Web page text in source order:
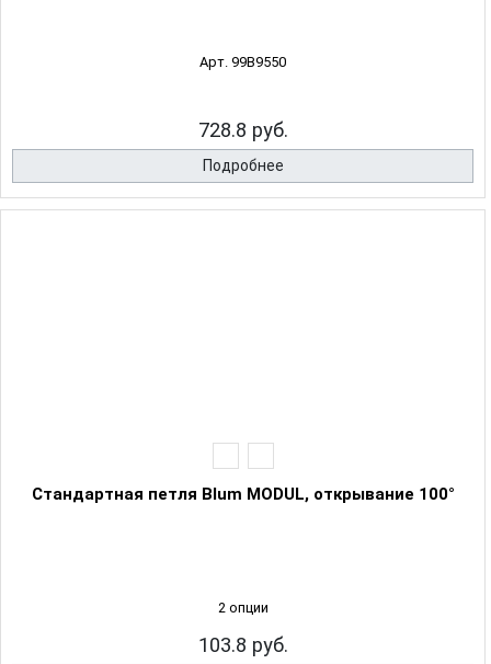
Арт. 99B9550
728.8 руб.
Подробнее
Стандартная петля Blum MODUL, открывание 100°
2 опции
103.8 руб.